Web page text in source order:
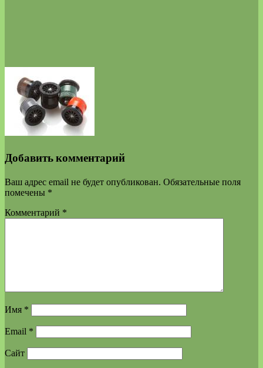
Добавить комментарий
Ваш адрес email не будет опубликован. Обязательные поля
помечены *
Комментарий *
Имя *
Email *
Сайт